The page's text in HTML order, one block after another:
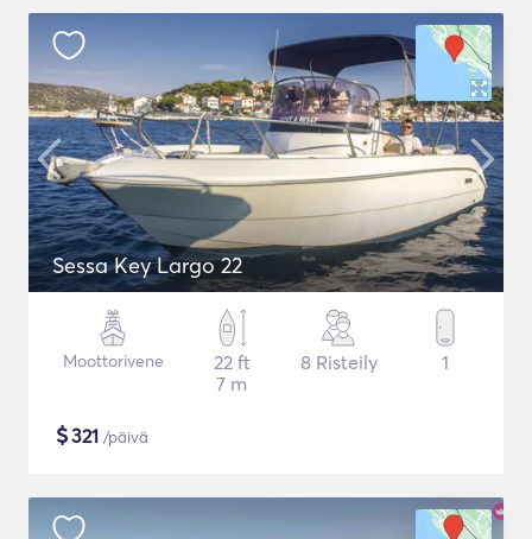
Sessa Key Largo 22
Moottorivene
22 ft
7 m
8 Risteily 1
$321 /päivä